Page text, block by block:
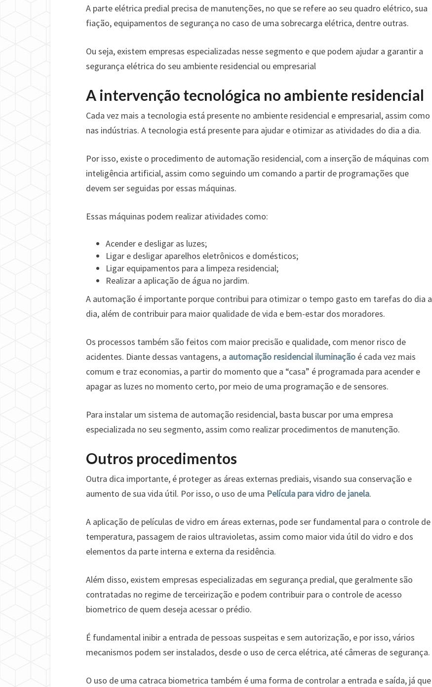
A parte elétrica predial precisa de manutenções, no que se refere ao seu quadro elétrico, sua
fiação, equipamentos de segurança no caso de uma sobrecarga elétrica, dentre outras.
Ou seja, existem empresas especializadas nesse segmento e que podem ajudar a garantir a
segurança elétrica do seu ambiente residencial ou empresarial
A intervenção tecnológica no ambiente residencial
Cada vez mais a tecnologia está presente no ambiente residencial e empresarial, assim como
nas indústrias. A tecnologia está presente para ajudar e otimizar as atividades do dia a dia.
Por isso, existe o procedimento de automação residencial, com a inserção de máquinas com
inteligência artificial, assim como seguindo um comando a partir de programações que
devem ser seguidas por essas máquinas.
Essas máquinas podem realizar atividades como:
Acender e desligar as luzes;
Ligar e desligar aparelhos eletrônicos e domésticos;
Ligar equipamentos para a limpeza residencial;
Realizar a aplicação de água no jardim.
A automação é importante porque contribui para otimizar o tempo gasto em tarefas do dia a
dia, além de contribuir para maior qualidade de vida e bem-estar dos moradores.
Os processos também são feitos com maior precisão e qualidade, com menor risco de
acidentes. Diante dessas vantagens, a automação residencial iluminação é cada vez mais
comum e traz economias, a partir do momento que a “casa” é programada para acender e
apagar as luzes no momento certo, por meio de uma programação e de sensores.
Para instalar um sistema de automação residencial, basta buscar por uma empresa
especializada no seu segmento, assim como realizar procedimentos de manutenção.
Outros procedimentos
Outra dica importante, é proteger as áreas externas prediais, visando sua conservação e
aumento de sua vida útil. Por isso, o uso de uma Película para vidro de janela.
A aplicação de películas de vidro em áreas externas, pode ser fundamental para o controle de
temperatura, passagem de raios ultravioletas, assim como maior vida útil do vidro e dos
elementos da parte interna e externa da residência.
Além disso, existem empresas especializadas em segurança predial, que geralmente são
contratadas no regime de terceirização e podem contribuir para o controle de acesso
biometrico de quem deseja acessar o prédio.
É fundamental inibir a entrada de pessoas suspeitas e sem autorização, e por isso, vários
mecanismos podem ser instalados, desde o uso de cerca elétrica, até câmeras de segurança.
O uso de uma catraca biometrica também é uma forma de controlar a entrada e saída, já que